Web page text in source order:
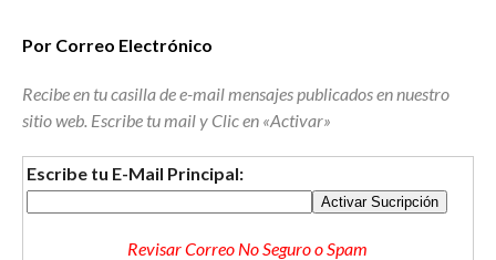
Por Correo Electrónico
Recibe en tu casilla de e-mail mensajes publicados en nuestro
sitio web. Escribe tu mail y Clic en «Activar»
Escribe tu E-Mail Principal:
Revisar Correo No Seguro o Spam